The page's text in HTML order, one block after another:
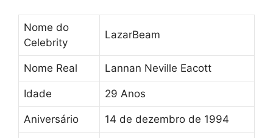
Nome do
Celebrity
LazarBeam
Nome Real Lannan Neville Eacott
Idade 29 Anos
Aniversário 14 de dezembro de 1994